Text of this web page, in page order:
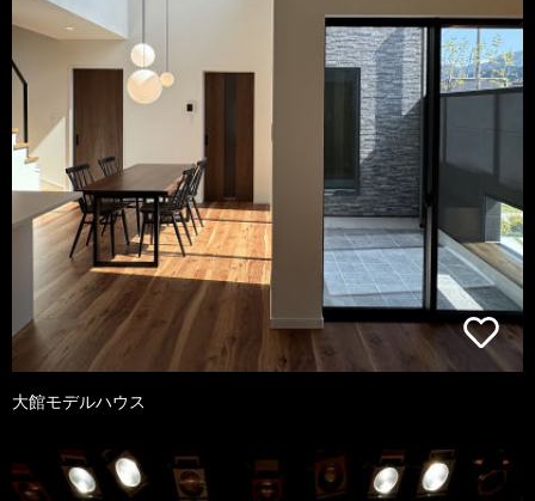
大館モデルハウス